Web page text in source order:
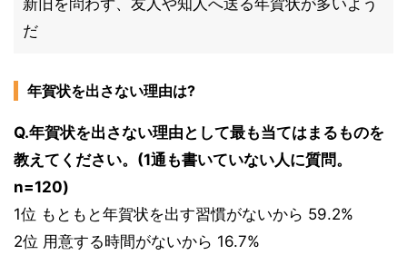
新旧を問わず、友人や知人へ送る年賀状が多いよう
だ
年賀状を出さない理由は?
Q.年賀状を出さない理由として最も当てはまるものを
教えてください。(1通も書いていない人に質問。
n=120)
1位 もともと年賀状を出す習慣がないから 59.2%
2位 用意する時間がないから 16.7%